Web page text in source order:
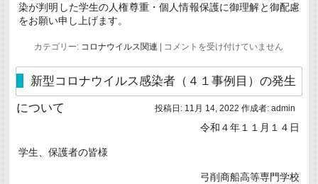
染が判明した学生の人権尊重・個人情報保護に御理解と御配慮
をお願い申し上げます。
カテゴリー: コロナウイルス関連
新
コ
ロ
ナ
ウ
イ
コメントを受け付けていません
新型コロナウイルス感染者（４１事例目）の発生
について
投稿日: 11月 14, 2022 作成者: admin
令和４年１１月１４日
学生、保護者の皆様
弓削商船高等専門学校